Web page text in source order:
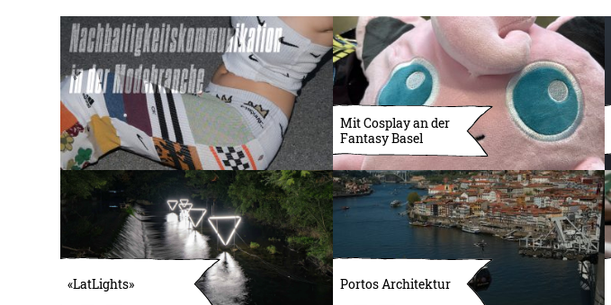
Mit Cosplay an der
Fantasy Basel
«LatLights» Portos Architektur